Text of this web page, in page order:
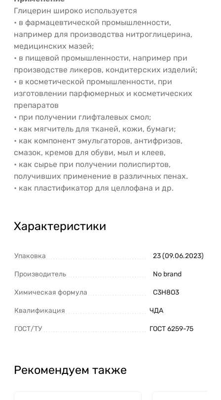
Глицерин широко используется
• в фармацевтической промышленности,
например для производства нитроглицерина,
медицинских мазей;
• в пищевой промышленности, например при
производстве ликеров, кондитерских изделий;
• в косметической промышленности, при
изготовлении парфюмерных и косметических
препаратов
• при получении глифталевых смол;
• как мягчитель для тканей, кожи, бумаги;
• как компонент эмульгаторов, антифризов,
смазок, кремов для обуви, мыл и клеев,
• как сырье при получении полиспиртов,
получивших применение в различных пенах.
• как пластификатор для целлофана и др.
Характеристики
Упаковка 23 (09.06.2023)
Производитель No brand
Химическая формула C3H8O3
Квалификация ЧДА
ГОСТ/ТУ ГОСТ 6259-75
Рекомендуем также